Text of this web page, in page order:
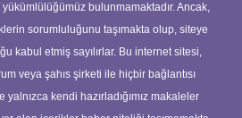
bulunmamaktadır. Ancak,
sorumluluğunu taşımakta olup, siteye
kabul etmiş sayılırlar. Bu internet sitesi,
veya şahıs şirketi ile hiçbir bağlantısı
yalnızca kendi hazırladığımız makaleler